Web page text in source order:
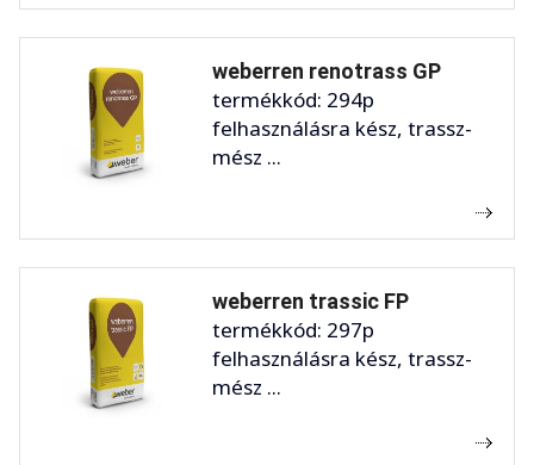
weberren renotrass GP
termékkód: 294p
felhasználásra kész, trassz-
mész ...
weberren trassic FP
termékkód: 297p
felhasználásra kész, trassz-
mész ...